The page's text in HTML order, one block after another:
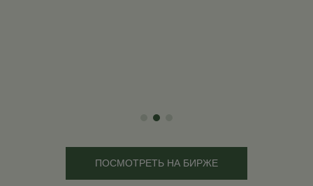
ПОСМОТРЕТЬ НА БИРЖЕ